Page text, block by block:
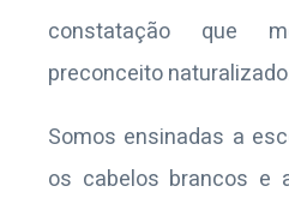
constatação que
preconceito
Somos ensinadas a
os cabelos brancos e